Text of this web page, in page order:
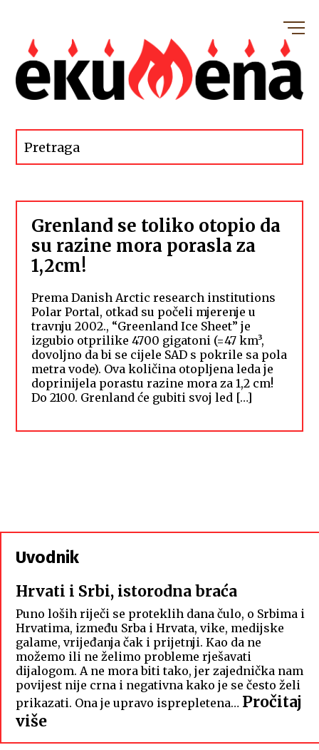
Grenland se toliko otopio da
su razine mora porasla za
1,2cm!
Prema Danish Arctic research institutions
Polar Portal, otkad su počeli mjerenje u
travnju 2002., “Greenland Ice Sheet” je
izgubio otprilike 4700 gigatoni (=47 km³,
dovoljno da bi se cijele SAD s pokrile sa pola
metra vode). Ova količina otopljena leda je
doprinijela porastu razine mora za 1,2 cm!
Do 2100. Grenland će gubiti svoj led […]
Uvodnik
Hrvati i Srbi, istorodna braća
Puno loših riječi se proteklih dana čulo, o Srbima i
Hrvatima, između Srba i Hrvata, vike, medijske
galame, vrijeđanja čak i prijetnji. Kao da ne
možemo ili ne želimo probleme rješavati
dijalogom. A ne mora biti tako, jer zajednička nam
povijest nije crna i negativna kako je se često želi
prikazati. Ona je upravo isprepletena… Pročitaj
više:
Hrvati